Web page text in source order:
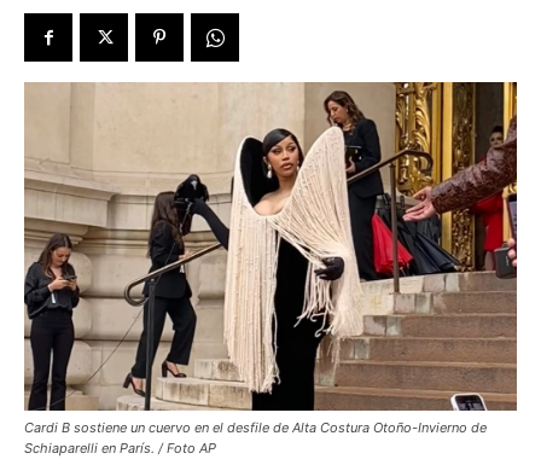
Cardi B sostiene un cuervo en el desfile de Alta Costura Otoño-Invierno de
Schiaparelli en París. / Foto AP